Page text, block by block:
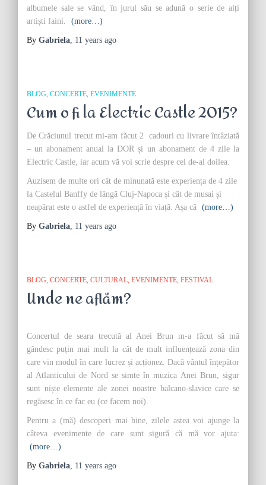
albumele sale se vând, în jurul său se adună o serie de alți
artiști faini.
(more…)
By Gabriela, 11 years ago
BLOG CONCERTE EVENIMENTE
Cum o fi la Electric Castle 2015?
De Crăciunul trecut mi-am făcut 2 cadouri cu livrare întâziată
– un abonament anual la DOR și un abonament de 4 zile la
Electric Castle, iar acum vă voi scrie despre cel de-al doilea.
Auzisem de multe ori cât de minunată este experiența de 4 zile
la Castelul Banffy de lângă Cluj-Napoca și cât de musai și
neapărat este o astfel de experiență în viață. Așa că (more…)
By Gabriela, 11 years ago
BLOG CONCERTE CULTURAL EVENIMENTE FESTIVAL
Unde ne aflăm?
Concertul de seara trecută al Anei Brun m-a făcut să mă
gândesc puțin mai mult la cât de mult influențează zona din
care vin modul în care lucrez și acționez. Dacă vântul înțepător
al Atlanticului de Nord se simte în muzica Anei Brun, sigur
sunt niște elemente ale zonei noastre balcano-slavice care se
regăsesc în ce fac eu (ce facem noi).
Pentru a (mă) descoperi mai bine, zilele astea voi ajunge la
câteva evenimente de care sunt sigură că mă vor ajuta:
(more…)
By Gabriela, 11 years ago